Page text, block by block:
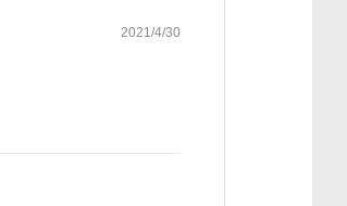
2021/4/30